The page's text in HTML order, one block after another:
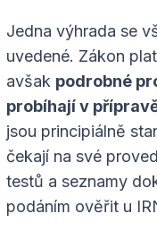
Jedna výhrada se
uvedené. Zákon
avšak podrobné
probíhají v
jsou principiálně
čekají na své
testů a seznamy
podáním ověřit u